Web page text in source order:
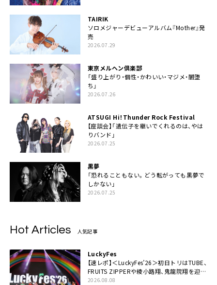
TAIRIK
ソロメジャーデビューアルバム『Mother』発
売
2026.07.29
東京メルヘン倶楽部
「盛り上がり・個性・かわいい・マジメ・闇堕
ち」
2026.07.26
ATSUGI Hi！Thunder Rock Festival
【座談会】「遺伝子を継いでくれるのは、やは
りバンド」
2026.07.25
黒夢
「恐れることもない。どう転がっても黒夢で
しかない」
2026.07.25
Hot Articles 人気記事
LuckyFes
【速レポ】＜LuckyFes’26＞初日トリはTUBE、
FRUITS ZIPPERや綾小路翔、鬼龍院翔を迎え
た豪華コラボも「知ってたらぜひ一緒に歌っ
2026.08.08